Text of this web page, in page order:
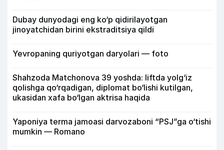
Dubay dunyodagi eng ko‘p qidirilayotgan
jinoyatchidan birini ekstraditsiya qildi
Yevropaning quriyotgan daryolari — foto
Shahzoda Matchonova 39 yoshda: liftda yolg‘iz
qolishga qo‘rqadigan, diplomat bo‘lishi kutilgan,
ukasidan xafa bo‘lgan aktrisa haqida
Yaponiya terma jamoasi darvozaboni “PSJ”ga o‘tishi
mumkin — Romano